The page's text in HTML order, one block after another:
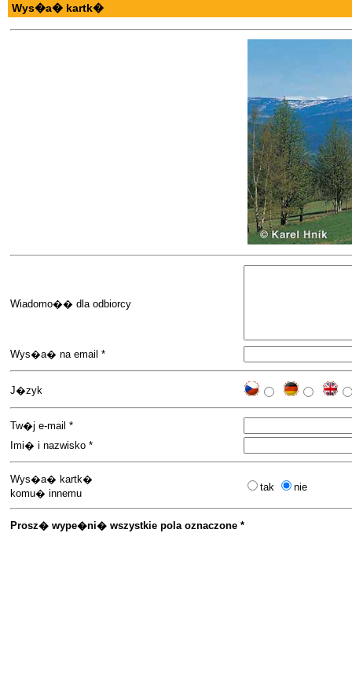
Wys�a� kartk�
Wiadomo�� dla odbiorcy
Wys�a� na email *
J�zyk
Tw�j e-mail *
Imi� i nazwisko *
Wys�a� kartk�
komu� innemu
tak nie
Prosz� wype�ni� wszystkie pola oznaczone *